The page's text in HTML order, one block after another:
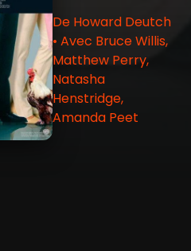
De Howard Deutch
• Avec Bruce Willis,
Matthew Perry,
Natasha
Henstridge,
Amanda Peet